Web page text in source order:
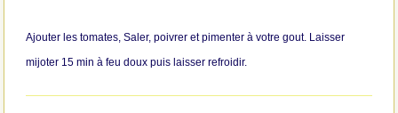
Ajouter les tomates, Saler, poivrer et pimenter à votre gout. Laisser
mijoter 15 min à feu doux puis laisser refroidir.